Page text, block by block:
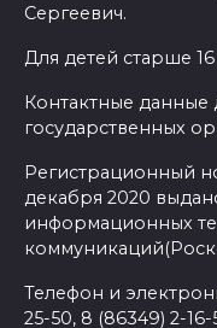
Сергеевич.
Для детей старше 16
Контактные
государственных
Регистрационный
декабря 2020
информационных
Телефон и
25-50, 8 (86349) 2-